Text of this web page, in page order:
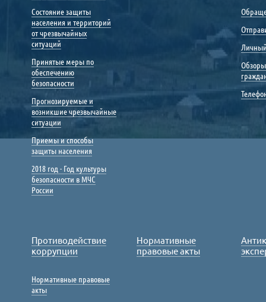
Состояние защиты
населения и территорий
от чрезвычайных
ситуаций
Принятые меры по
обеспечению
безопасности
Прогнозируемые и
возникшие чрезвычайные
ситуации
Приемы и способы
защиты населения
2018 год - Год культуры
безопасности в МЧС
России
Противодействие
коррупции
Нормативные правовые
акты
Нормативные
правовые акты